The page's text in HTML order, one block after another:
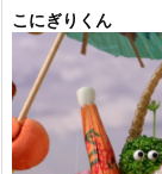
こにぎりくん